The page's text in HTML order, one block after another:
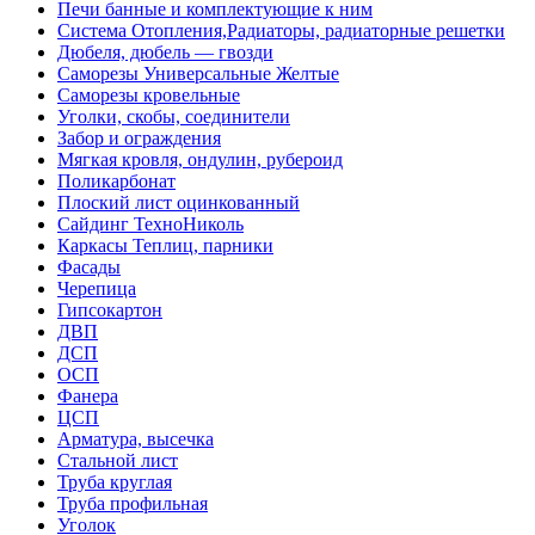
Печи банные и комплектующие к ним
Система Отопления,Радиаторы, радиаторные решетки
Дюбеля, дюбель — гвозди
Саморезы Универсальные Желтые
Саморезы кровельные
Уголки, скобы, соединители
Забор и ограждения
Мягкая кровля, ондулин, рубероид
Поликарбонат
Плоский лист оцинкованный
Сайдинг ТехноНиколь
Каркасы Теплиц, парники
Фасады
Черепица
Гипсокартон
ДВП
ДСП
ОСП
Фанера
ЦСП
Арматура, высечка
Стальной лист
Труба круглая
Труба профильная
Уголок